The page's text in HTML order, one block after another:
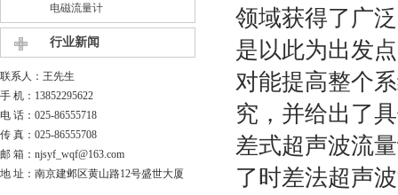
电磁流量计
行业新闻
联系人：王先生
手 机：13852295622
电 话：025-86555718
传 真：025-86555708
邮 箱：njsyf_wqf@163.com
地 址：南京建邺区黄山路12号盛世大厦
领域获得了广
是以此为出发
对能提高整个
究，并给出了
差式超声波流
了时差法超声